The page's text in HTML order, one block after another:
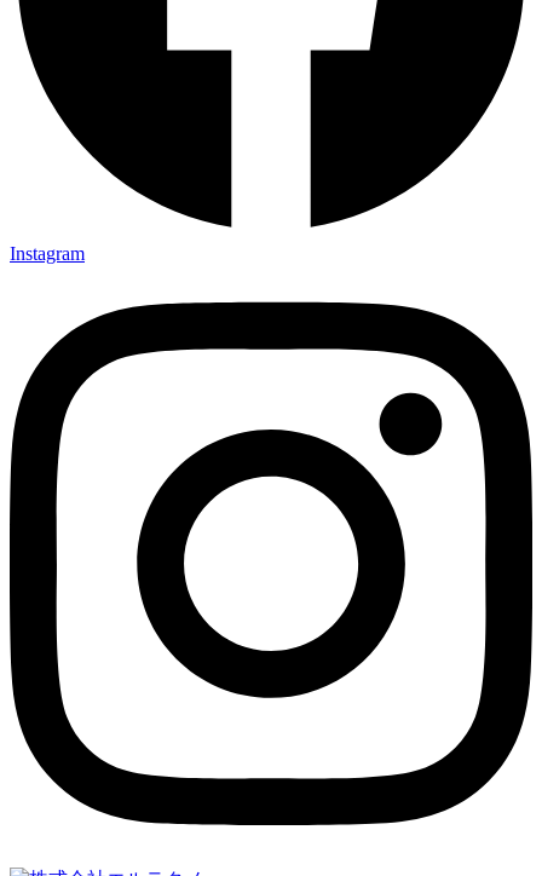
Instagram